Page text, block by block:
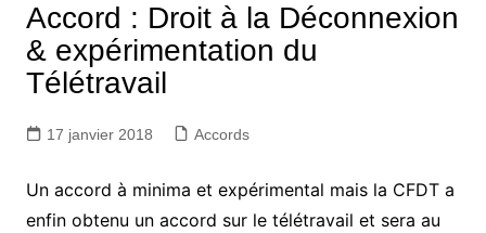
Accord : Droit à la Déconnexion
& expérimentation du
Télétravail
17 janvier 2018 Accords
Un accord à minima et expérimental mais la CFDT a
enfin obtenu un accord sur le télétravail et sera au